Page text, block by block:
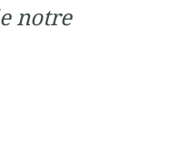
notre